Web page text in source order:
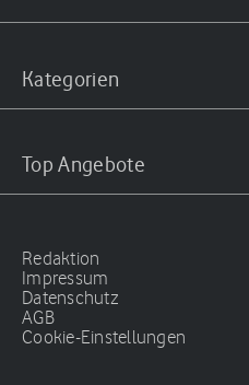
Kategorien
Top Angebote
Redaktion
Impressum
Datenschutz
AGB
Cookie-Einstellungen